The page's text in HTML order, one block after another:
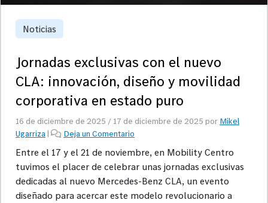
Noticias
Jornadas exclusivas con el nuevo
CLA: innovación, diseño y movilidad
corporativa en estado puro
16 de diciembre de 2025 / 17 de diciembre de 2025 por Mikel
Ugarriza | Deja un Comentario
Entre el 17 y el 21 de noviembre, en Mobility Centro
tuvimos el placer de celebrar unas jornadas exclusivas
dedicadas al nuevo Mercedes-Benz CLA, un evento
diseñado para acercar este modelo revolucionario a